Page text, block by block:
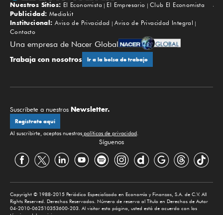
Subir
Nuestros Sitios: El Economista El Empresario
Club El Economista
Publicidad: Mediakit
Institucional: Aviso de Privacidad
Aviso de Privacidad Integral
Contacto
Una empresa de Nacer Global
Trabaja con nosotros Ir a la bolsa de trabajo
Suscríbete a nuestros Newsletter.
Regístrate aquí
Al suscribirte, aceptas nuestras políticas de privacidad.
Síguenos
Copyright © 1988-2015 Periódico Especializado en Economía y Finanzas, S.A. de C.V. All
Rights Reserved. Derechos Reservados. Número de reserva al Título en Derechos de Autor
04-2010-062510353600-203. Al visitar esta página, usted está de acuerdo con los